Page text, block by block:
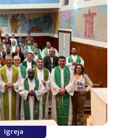
Igreja